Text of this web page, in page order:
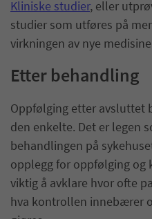
Kliniske studier, eller
studier som utføres på
virkningen av nye
Etter behandling
Oppfølging etter avsluttet
den enkelte. Det er legen
behandlingen på
opplegg for oppfølging og
viktig å avklare hvor ofte
hva kontrollen innebærer